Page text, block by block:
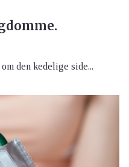
den kedelige side...